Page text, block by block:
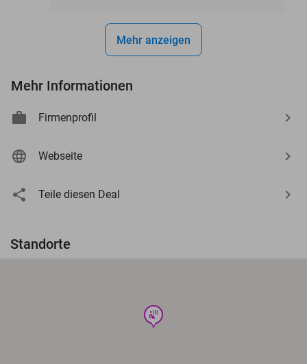
Mehr anzeigen
Mehr Informationen
Firmenprofil
Webseite
Teile diesen Deal
Standorte
wellness